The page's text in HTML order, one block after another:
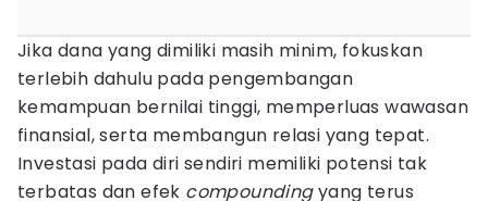
Jika dana yang dimiliki masih minim, fokuskan
terlebih dahulu pada pengembangan
kemampuan bernilai tinggi, memperluas wawasan
finansial, serta membangun relasi yang tepat.
Investasi pada diri sendiri memiliki potensi tak
terbatas dan efek compoundingyang terus